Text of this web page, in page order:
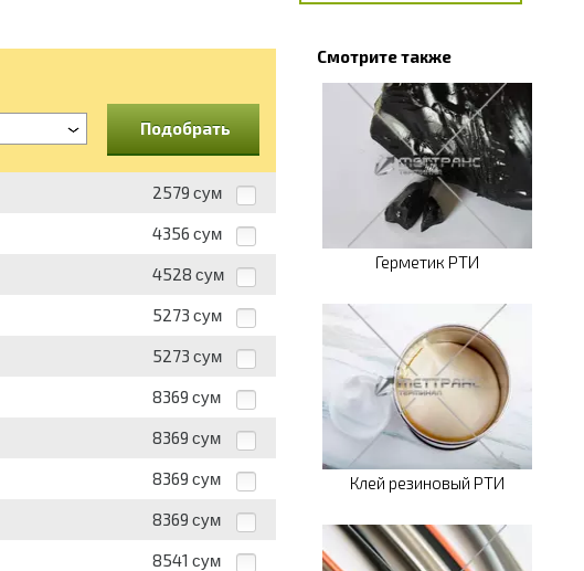
Подобрать
2579 сум
4356 сум
4528 сум
5273 сум
5273 сум
8369 сум
8369 сум
8369 сум
8369 сум
8541 сум
Смотрите также
Герметик РТИ
Клей резиновый РТИ